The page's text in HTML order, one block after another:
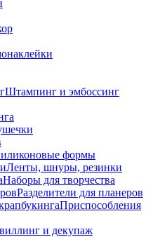
Штампинг и эмбоссинг
формы
Ленты, шнуры, резинки
Наборы для творчества
Разделители для планеров
Приспособления
и декупаж